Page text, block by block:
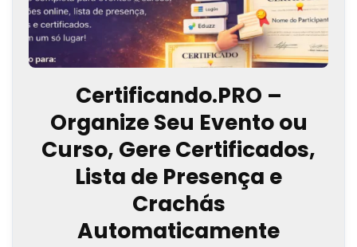
Certificando.PRO –
Organize Seu Evento ou
Curso, Gere Certificados,
Lista de Presença e
Crachás
Automaticamente